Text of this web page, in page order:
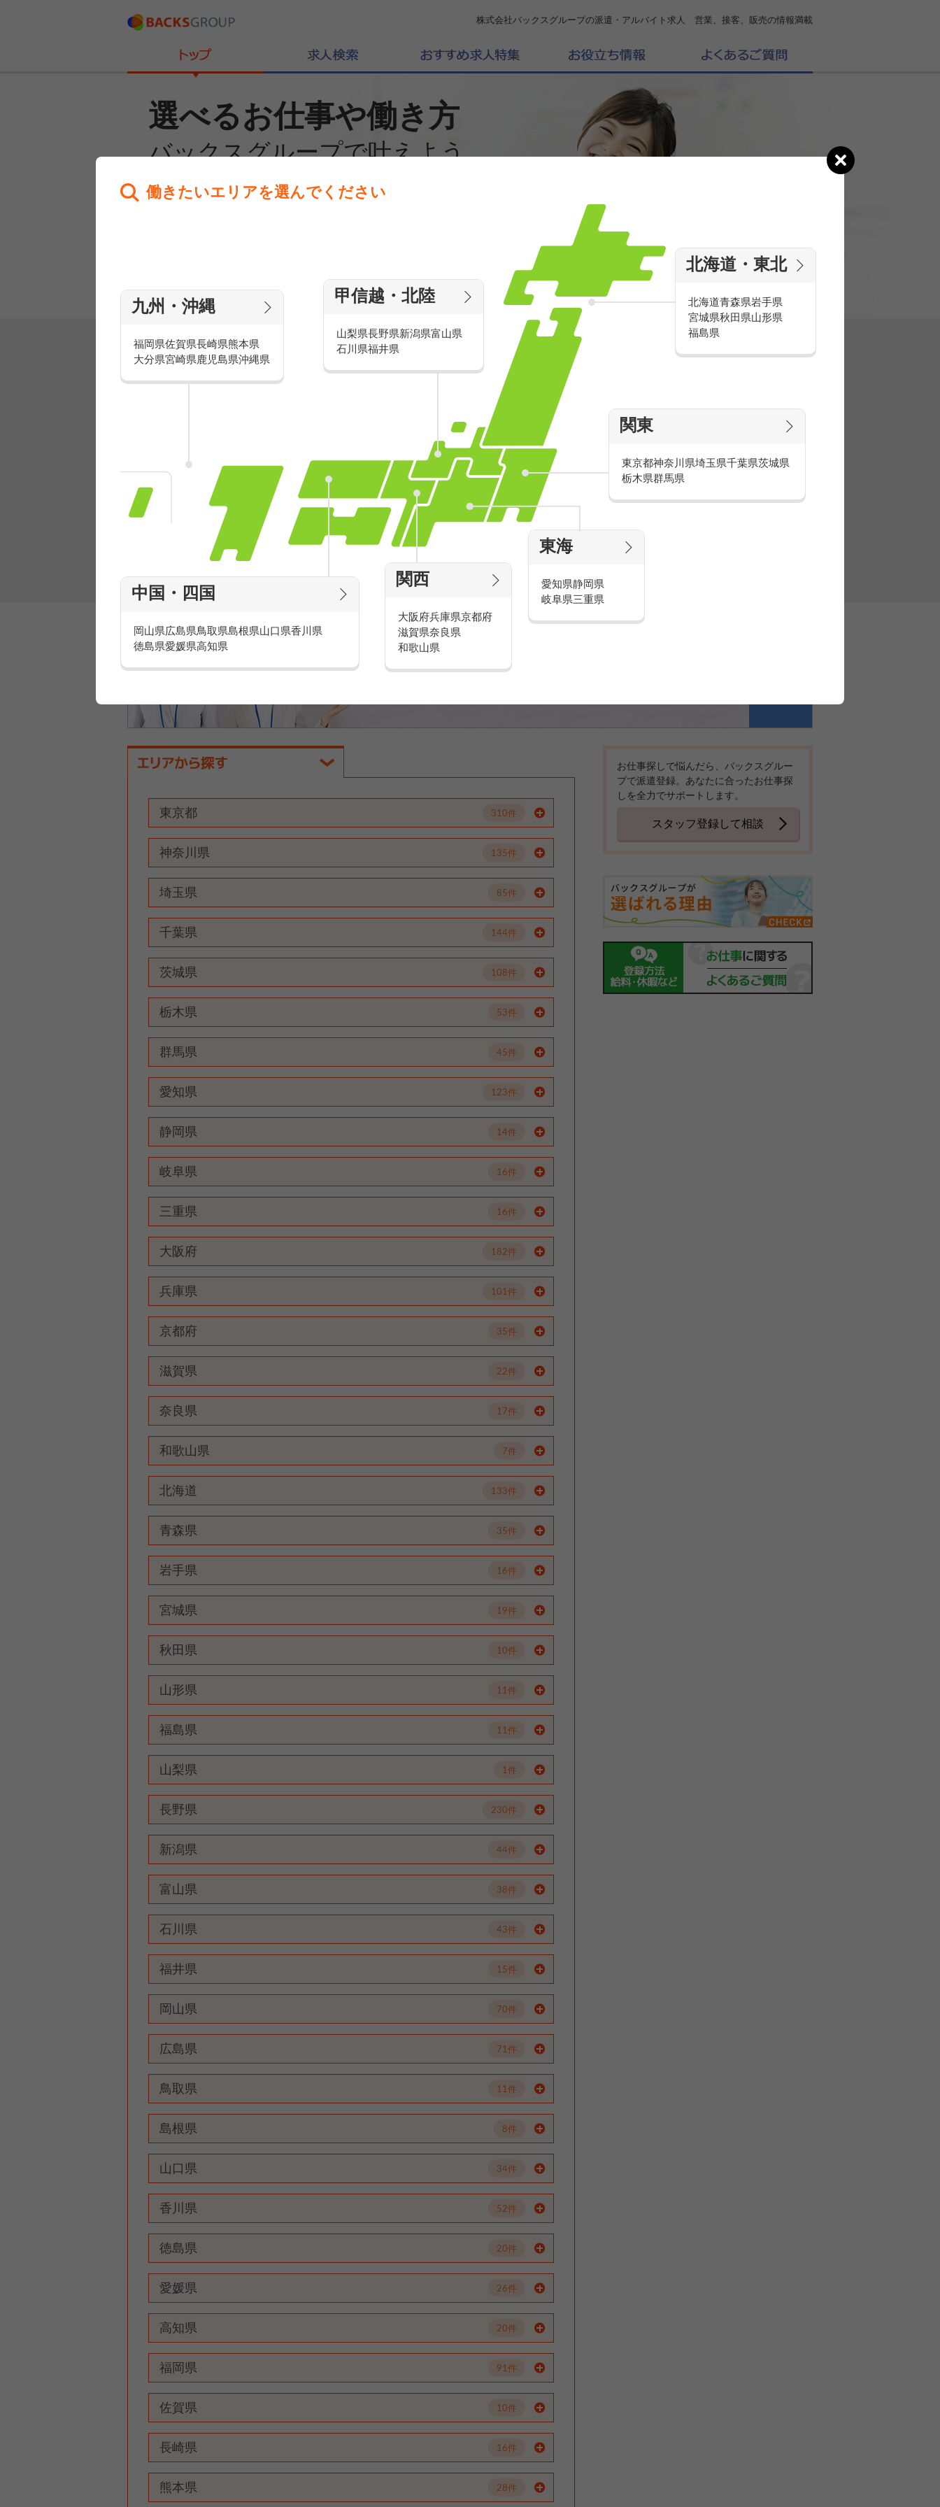
株式会社バックスグループの派遣・アルバイト求人 営業、接客、販売の情報満載
選べるお仕事や働き方
バックスグループで叶えよう
働きたいエリアを選んでください
エリアの
働きたいエリアを選んでください
北海道・東北
北海道青森県岩手県
宮城県秋田県山形県
福島県
関東
東京都神奈川県埼玉県千葉県茨城県
栃木県群馬県
東海
愛知県静岡県
岐阜県三重県
関西
大阪府兵庫県京都府
滋賀県奈良県
和歌山県
中国・四国
岡山県広島県鳥取県島根県山口県香川県
徳島県愛媛県高知県
九州・沖縄
福岡県佐賀県長崎県熊本県
大分県宮崎県鹿児島県沖縄県
甲信越・北陸
山梨県長野県新潟県富山県
石川県福井県
派遣・アルバイトのおすすめ求人特集
有名ブランドで楽しく働こう
人気を誇るブランドで 販売&店舗運営スタッ
フ積極採用中！
家電量販店の派遣・バイト求人
家電量販店で働くメリットをご紹介！
官庁・官公庁のお仕事とは
東京都 310件
神奈川県 135件
埼玉県 85件
千葉県 144件
茨城県 108件
栃木県 53件
群馬県 45件
愛知県 123件
静岡県 14件
岐阜県 16件
三重県 16件
大阪府 182件
兵庫県 101件
京都府 35件
滋賀県 22件
奈良県 17件
和歌山県 7件
北海道 133件
青森県 35件
岩手県 16件
宮城県 19件
秋田県 10件
山形県 11件
福島県 11件
山梨県 1件
長野県 230件
新潟県 44件
富山県 38件
石川県 43件
福井県 15件
岡山県 70件
広島県 71件
鳥取県 11件
島根県 8件
山口県 34件
香川県 52件
徳島県 20件
愛媛県 26件
高知県 20件
福岡県 91件
佐賀県 10件
長崎県 16件
熊本県 28件
お仕事探しで悩んだら、バックスグルー
プで派遣登録。あなたに合ったお仕事探
しを全力でサポートします。
スタッフ登録して相談